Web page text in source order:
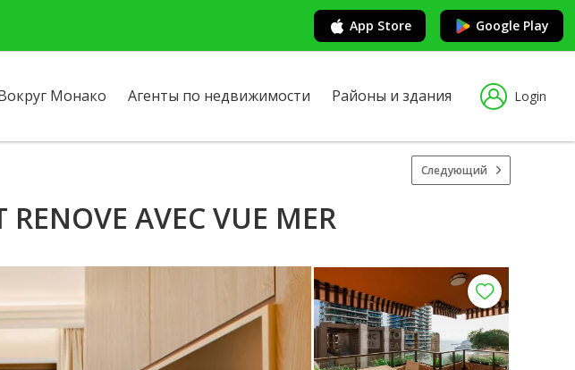
App Store Google Play
Монако Агенты по недвижимости Районы и здания Login
Следующий
AVEC VUE MER